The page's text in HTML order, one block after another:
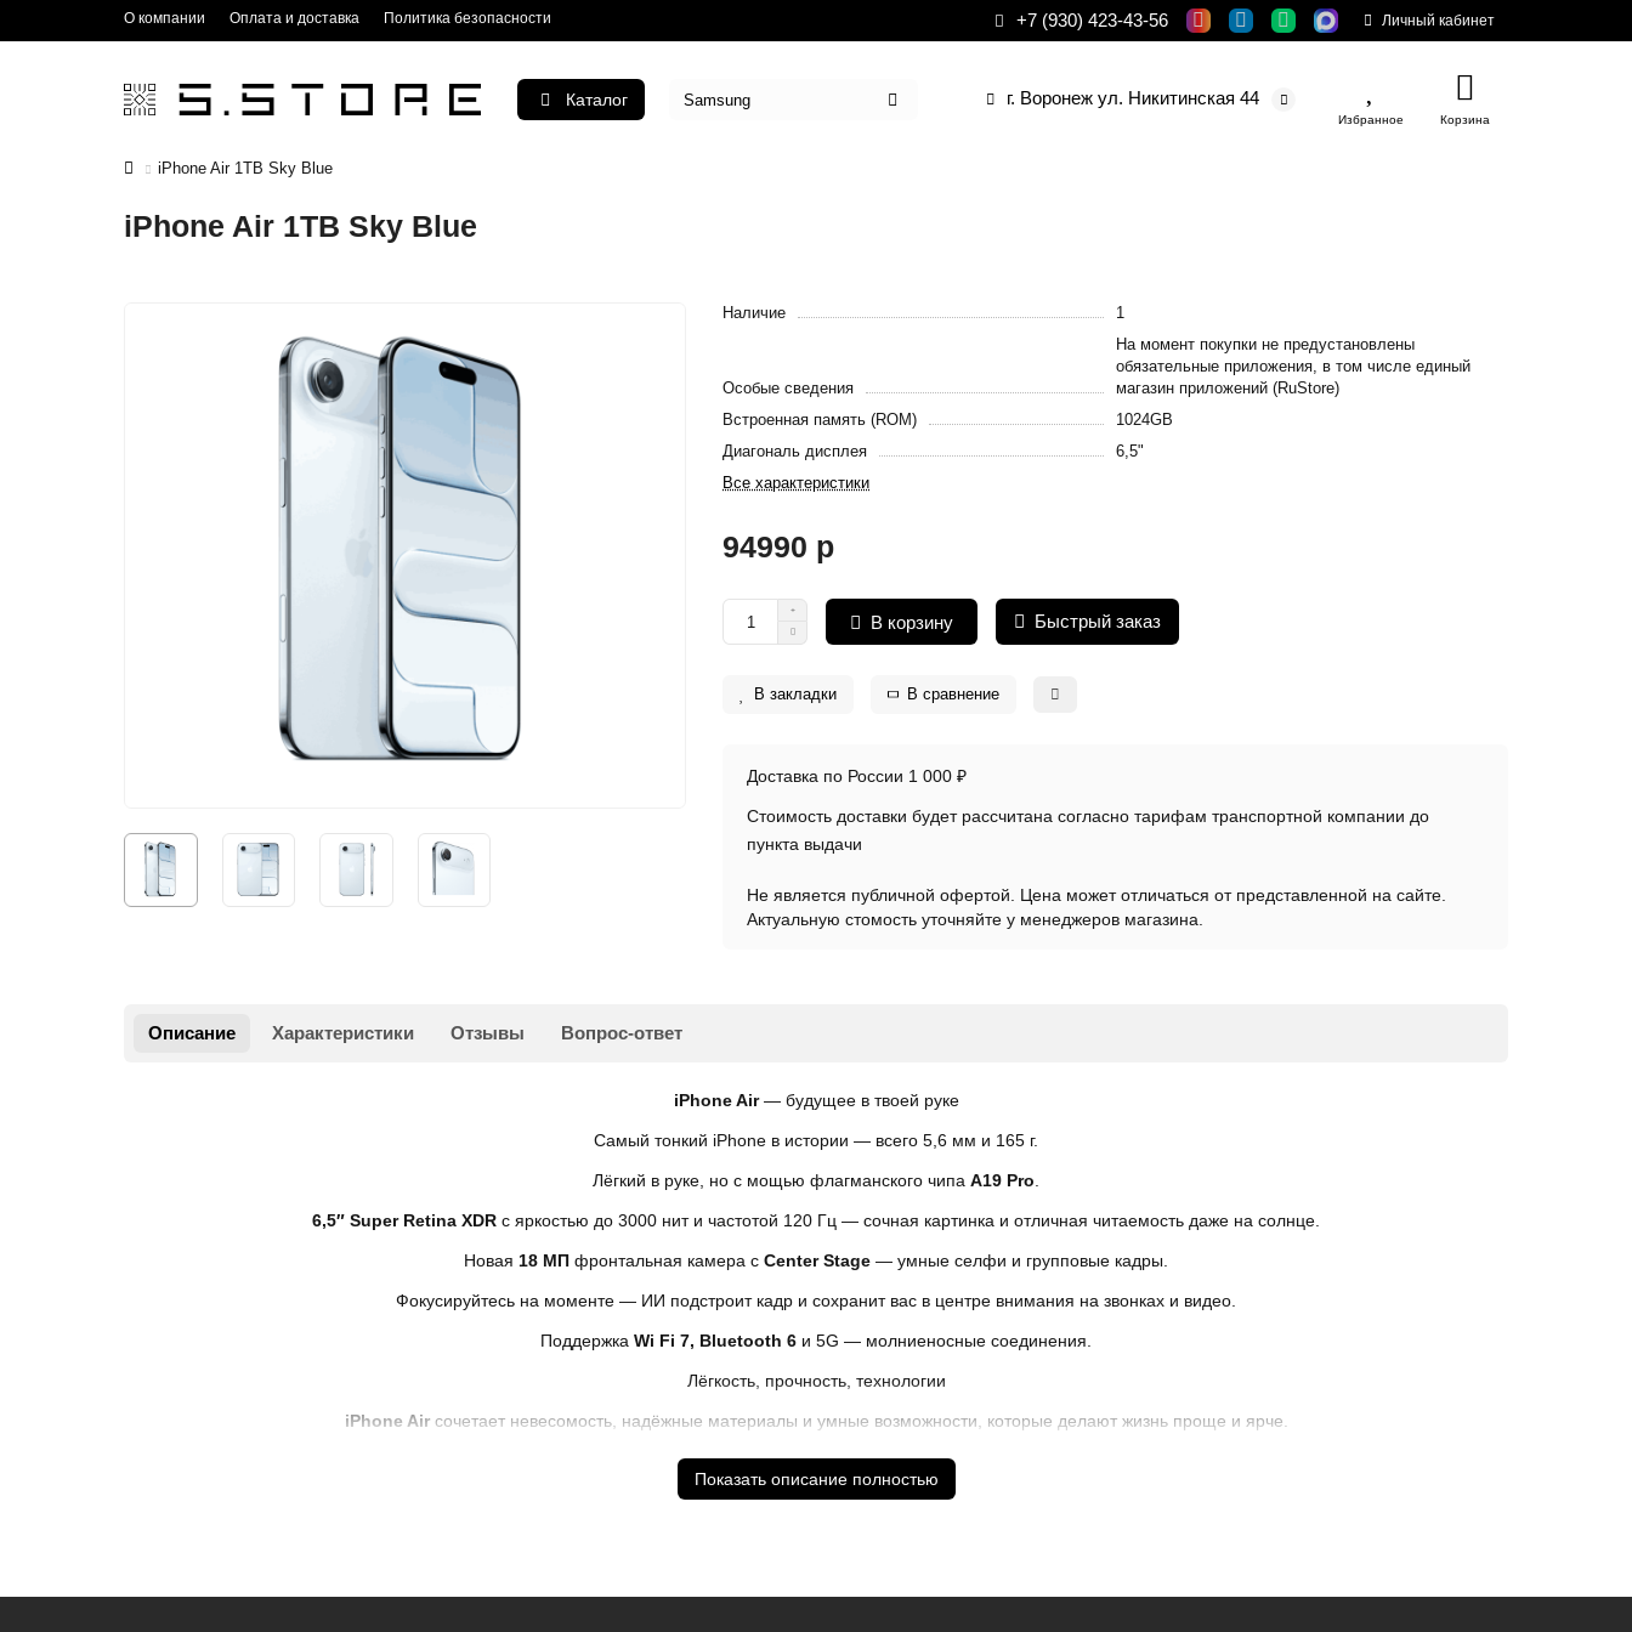
О компании Оплата и доставка Политика безопасности +7 (930) 423-43-56 Личный кабинет
Каталог г. Воронеж ул. Никитинская 44
Избранное Корзина
iPhone Air 1TB Sky Blue
iPhone Air 1TB Sky Blue
Наличие 1
Особые сведения
На момент покупки не предустановлены
обязательные приложения, в том числе единый
магазин приложений (RuStore)
Встроенная память (ROM)
1024GB
Диагональ дисплея
6,5"
Все характеристики
94990 р
В корзину Быстрый заказ
В закладки В сравнение
Доставка по России 1 000 ₽
Стоимость доставки будет рассчитана согласно тарифам транспортной компании до
пункта выдачи
Не является публичной офертой. Цена может отличаться от представленной на сайте.
Актуальную стомость уточняйте у менеджеров магазина.
Описание Характеристики Отзывы Вопрос-ответ
iPhone Air— будущее в твоей руке
Самый тонкий iPhone в истории — всего 5,6 мм и 165 г.
Лёгкий в руке, но с мощью флагманского чипа A19 Pro
6,5″ Super Retina XDR с яркостью до 3000 нит и частотой 120 Гц — сочная картинка и отличная читаемость даже на солнце.
Новая 18 МП фронтальная камера с Center Stage — умные селфи и групповые кадры.
Фокусируйтесь на моменте — ИИ подстроит кадр и сохранит вас в центре внимания на звонках и видео.
Поддержка Wi Fi 7, Bluetooth 6 и 5G — молниеносные соединения.
Лёгкость, прочность, технологии
iPhone Airсочетает невесомость, надёжные материалы и умные возможности, которые делают жизнь проще и ярче.
* - Актуальную стоимость и наличие товара, а также порядок доставки и оплаты необходимо уточнять у менеджеров магазина.
Показать описание полностью